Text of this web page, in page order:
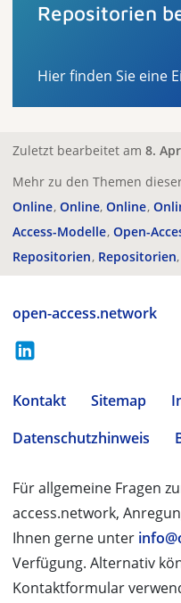
Repositorien
Hier finden Sie eine
Zuletzt bearbeitet am 8.
Mehr zu den Themen
Online Online Online
Access-Modelle Open-
Repositorien Repositorien
open-access.network
Kontakt Sitemap
Datenschutzhinweis
Für allgemeine Fragen
access.network,
Ihnen gerne unter
Verfügung. Alternativ
Kontaktformular